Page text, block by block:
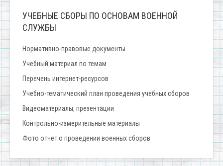
УЧЕБНЫЕ СБОРЫ ПО ОСНОВАМ ВОЕННОЙ
СЛУЖБЫ
Нормативно-правовые документы
Учебный материал по темам
Перечень интернет-ресурсов
Учебно-тематический план проведения учебных сборов
Видеоматериалы, презентации
Контрольно-измерительные материалы
Фото отчет о проведении военных сборов